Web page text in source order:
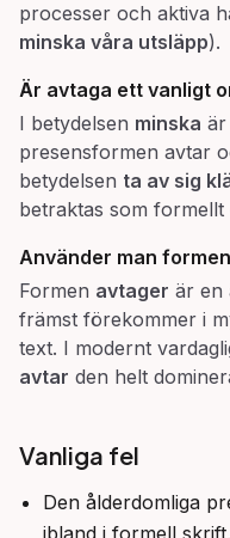
processer och aktiva
minska våra utsläpp).
Är avtaga ett vanligt
I betydelsen minska är
presensformen avtar
betydelsen ta av sig
betraktas som formellt
Använder man formen
Formen avtager är en
främst förekommer i
text. I modernt
avtar den helt
Vanliga fel
Den ålderdomliga
ibland i formell